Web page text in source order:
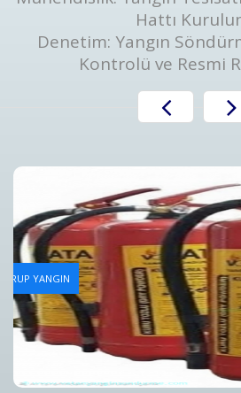
Hattı
Denetim: Yangın
Kontrolü ve Resmi
YANGIN
Yangın Tüpü Dolum
Bursa Yangın Tüpü
Detaylar